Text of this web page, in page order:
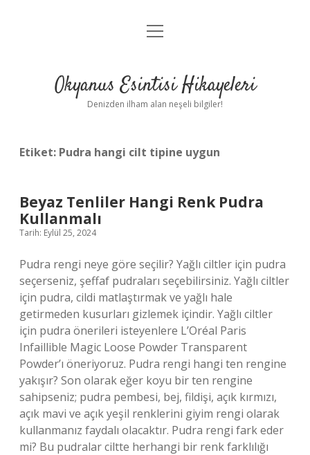
Anasayfa
Yasal Uyarı
menüyü
Okyanus Esintisi Hikayeleri
Denizden ilham alan neşeli bilgiler!
Etiket: Pudra hangi cilt tipine uygun
Beyaz Tenliler Hangi Renk Pudra
Kullanmalı
Tarih: Eylül 25, 2024
Pudra rengi neye göre seçilir? Yağlı ciltler için pudra
seçerseniz, şeffaf pudraları seçebilirsiniz. Yağlı ciltler
için pudra, cildi matlaştırmak ve yağlı hale
getirmeden kusurları gizlemek içindir. Yağlı ciltler
için pudra önerileri isteyenlere L’Oréal Paris
Infaillible Magic Loose Powder Transparent
Powder’ı öneriyoruz. Pudra rengi hangi ten rengine
yakışır? Son olarak eğer koyu bir ten rengine
sahipseniz; pudra pembesi, bej, fildişi, açık kırmızı,
açık mavi ve açık yeşil renklerini giyim rengi olarak
kullanmanız faydalı olacaktır. Pudra rengi fark eder
mi? Bu pudralar ciltte herhangi bir renk farklılığı